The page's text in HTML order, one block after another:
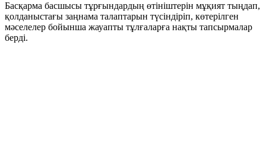
Басқарма басшысы тұрғындардың өтініштерін мұқият тыңдап,
қолданыстағы заңнама талаптарын түсіндіріп, көтерілген
мәселелер бойынша жауапты тұлғаларға нақты тапсырмалар
берді.